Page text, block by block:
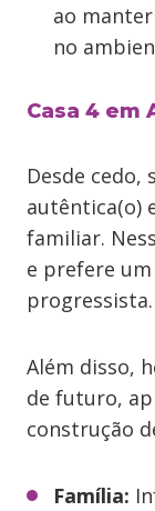
ao
no
Casa 4 em
Desde cedo,
autêntica(o)
familiar.
e prefere
progressista.
Além disso,
de futuro,
construção
Família: